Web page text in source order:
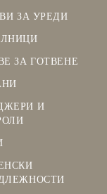
ЗА УРЕДИ
ЗА ГОТВЕНЕ
И